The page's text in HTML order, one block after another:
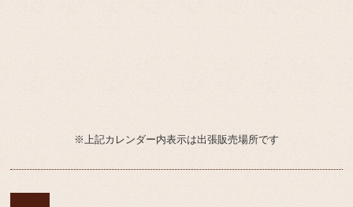
※上記カレンダー内表示は出張販売場所です